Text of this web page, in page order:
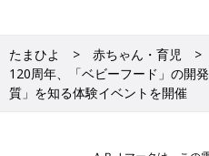
たまひよ 赤ちゃん・育児
120周年、「ベビーフード」の開
質」を知る体験イベントを開催